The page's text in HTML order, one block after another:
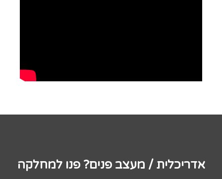
אדריכלית / מעצב פנים? פנו למחלקה